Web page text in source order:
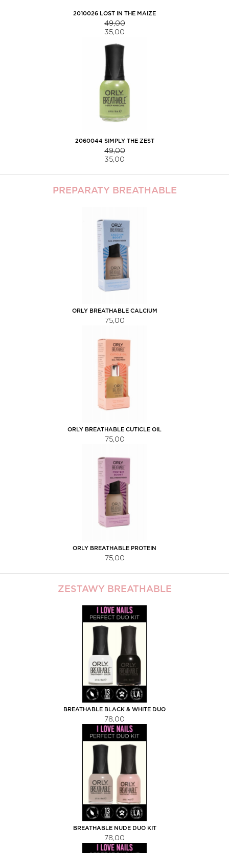
2010026 LOST IN THE MAIZE
49,00
35,00
2060044 SIMPLY THE ZEST
49,00
35,00
PREPARATY BREATHABLE
ORLY BREATHABLE CALCIUM
BOOST 18ML
75,00
ORLY BREATHABLE CUTICLE OIL
18ML
75,00
ORLY BREATHABLE PROTEIN
BOOST 18ML
75,00
ZESTAWY BREATHABLE
BREATHABLE BLACK & WHITE DUO
KIT
78,00
BREATHABLE NUDE DUO KIT
78,00